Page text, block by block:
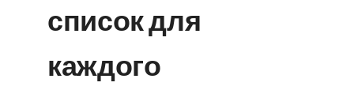
список для
каждого